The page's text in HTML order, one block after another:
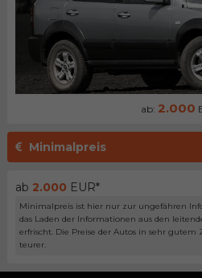
ab: 2.000
Minimalpreis
ab 2.000 EUR*
Minimalpreis ist hier nur zur ungefähren
das Laden der Informationen aus den
erfrischt. Die Preise der Autos in sehr gutem
teurer.